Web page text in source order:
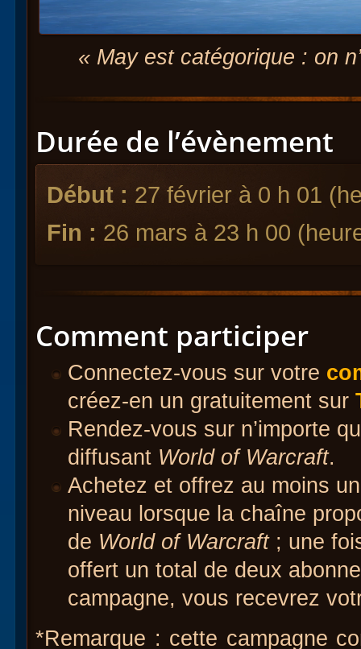
« May est catégorique : on
Durée de l’évènement
Début : 27 février à 0 h 01
Fin : 26 mars à 23 h 00
Comment participer
Connectez-vous sur votre
créez-en un gratuitement sur
Rendez-vous sur n’importe
diffusant World of Warcraft.
Achetez et offrez au moins
niveau lorsque la chaîne
de World of Warcraft; une
offert un total de deux
campagne, vous recevrez
*Remarque : cette campagne